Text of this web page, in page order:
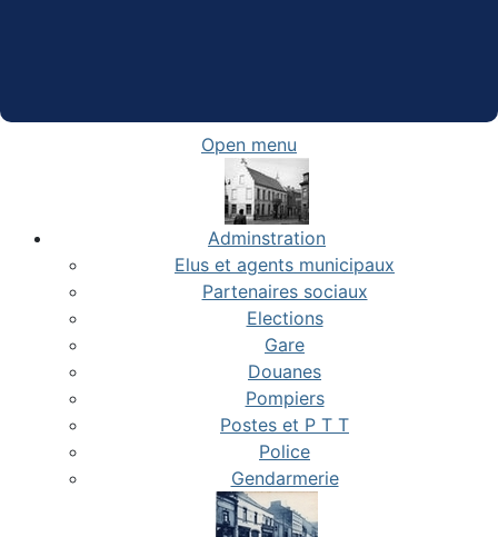
Open menu
Adminstration
Elus et agents municipaux
Partenaires sociaux
Elections
Gare
Douanes
Pompiers
Postes et P T T
Police
Gendarmerie